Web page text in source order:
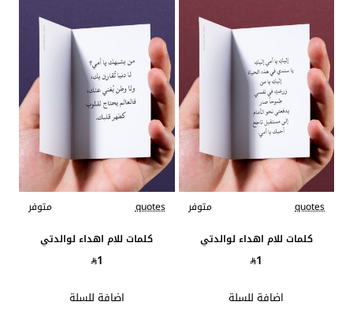
quotes
متوفر
كلمات للام اهداء لوالدتي
1
اضافة للسلة
quotes
متوفر
كلمات للام اهداء لوالدتي
1
اضافة للسلة